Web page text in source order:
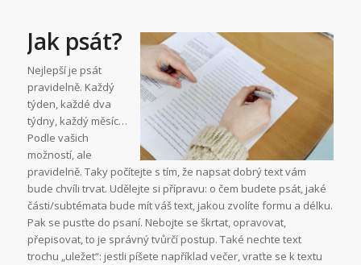
Jak psát?
Nejlepší je psát
pravidelně. Každý
týden, každé dva
týdny, každý měsíc…
Podle vašich
možností, ale
pravidelně. Taky počítejte s tím, že napsat dobrý text vám
bude chvíli trvat. Udělejte si přípravu: o čem budete psát, jaké
části/subtémata bude mít váš text, jakou zvolíte formu a délku.
Pak se pusťte do psaní. Nebojte se škrtat, opravovat,
přepisovat, to je správný tvůrčí postup. Také nechte text
trochu „uležet“: jestli píšete například večer, vraťte se k textu